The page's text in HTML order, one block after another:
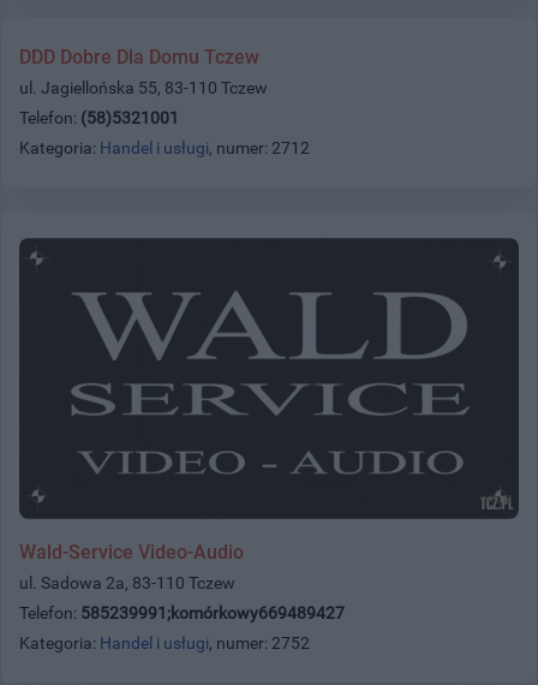
DDD Dobre Dla Domu Tczew
ul. Jagiellońska 55, 83-110 Tczew
Telefon: (58)5321001
Kategoria: Handel i usługi, numer: 2712
Wald-Service Video-Audio
ul. Sadowa 2a, 83-110 Tczew
Telefon: 585239991;komórkowy669489427
Kategoria: Handel i usługi, numer: 2752